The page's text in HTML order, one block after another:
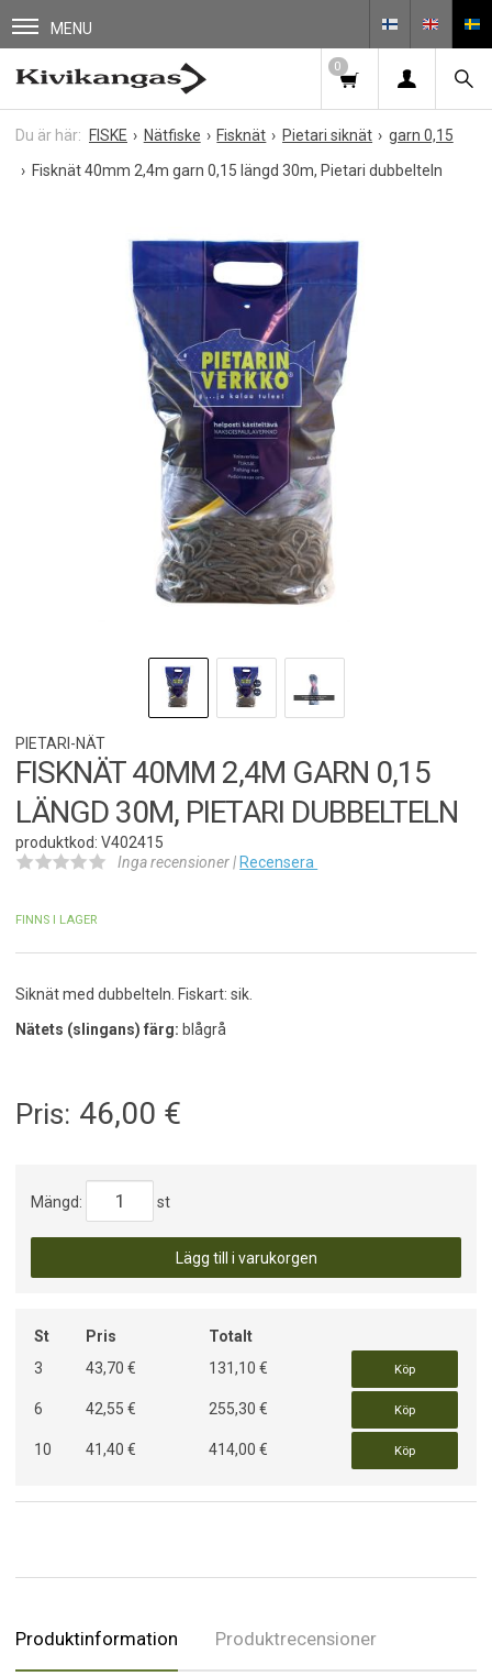
MENU
0
FISKE Nätfiske Fisknät Pietari siknät
garn 0,15
Fisknät 40mm 2,4m garn 0,15 längd 30m, Pietari dubbelteln
PIETARI-NÄT
FISKNÄT 40MM 2,4M GARN 0,15
LÄNGD 30M, PIETARI DUBBELTELN
produktkod: V402415
Inga recensioner | Recensera
FINNS I LAGER
Siknät med dubbelteln. Fiskart: sik.
Nätets (slingans) färg: blågrå
Pris: 46,00 €
Mängd: st
Lägg till i varukorgen
St Pris
Totalt
3
43,70 € 131,10 € Köp
6 42,55 € 255,30 € Köp
10 41,40 € 414,00 € Köp
Produktinformation Produktrecensioner